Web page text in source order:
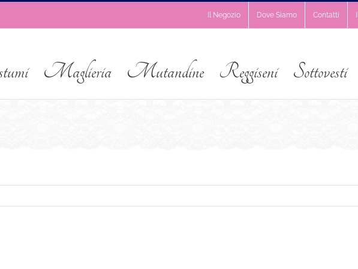
Il Negozio Dove Siamo Contatti
Maglieria Mutandine Reggiseni Sottovesti